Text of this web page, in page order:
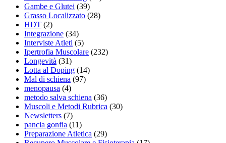
Gambe e Glutei (39)
Grasso Localizzato (28)
HDT (2)
Integrazione (34)
Interviste Atleti (5)
Ipertrofia Muscolare (232)
Longevità (31)
Lotta al Doping (14)
Mal di schiena (97)
menopausa (4)
metodo salva schiena (36)
Muscoli e Metodi Rubrica (30)
Newsletters (7)
pancia gonfia (11)
Preparazione Atletica (29)